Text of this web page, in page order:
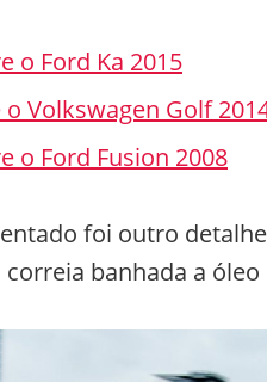
o Ford Ka 2015
Volkswagen Golf
o Ford Fusion 2008
foi outro
banhada a